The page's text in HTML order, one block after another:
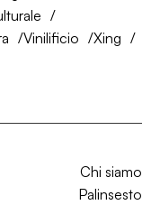
Vinilificio
Xing
Chi siamo
Palinsesto